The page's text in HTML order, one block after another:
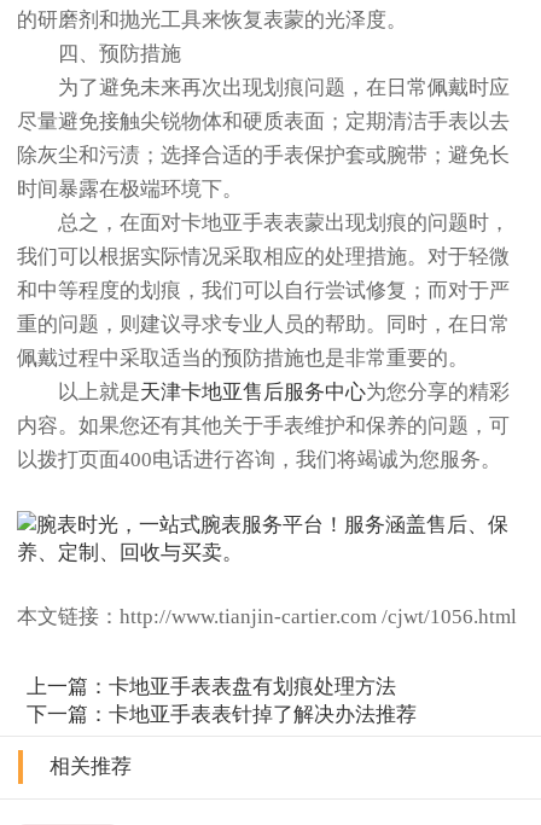
的研磨剂和抛光工具来恢复表蒙的光泽度。
四、预防措施
为了避免未来再次出现划痕问题，在日常佩戴时应
尽量避免接触尖锐物体和硬质表面；定期清洁手表以去
除灰尘和污渍；选择合适的手表保护套或腕带；避免长
时间暴露在极端环境下。
总之，在面对卡地亚手表表蒙出现划痕的问题时，
我们可以根据实际情况采取相应的处理措施。对于轻微
和中等程度的划痕，我们可以自行尝试修复；而对于严
重的问题，则建议寻求专业人员的帮助。同时，在日常
佩戴过程中采取适当的预防措施也是非常重要的。
以上就是天津卡地亚售后服务中心为您分享的精彩
内容。如果您还有其他关于手表维护和保养的问题，可
以拨打页面400电话进行咨询，我们将竭诚为您服务。
本文链接：http://www.tianjin-cartier.com /cjwt/1056.html
上一篇：卡地亚手表表盘有划痕处理方法
下一篇：卡地亚手表表针掉了解决办法推荐
相关推荐